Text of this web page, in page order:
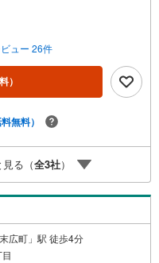
お問い合わせがスムーズで
ーン対象店舗】当店で物件
もらえる「Yahoo！不動産
象になります。「資料をも
ンからお問い合わせくださ
でログインしてください。※P
れからも楽しく素敵なお家
溝の口に相談してみません
夫！まずはお客様の夢をお
を「安心」に変える「未来
です。スタッフ一同いつで
ております。
ュー 26件
）
無料）
る（全3社）
広町」駅 徒歩4分